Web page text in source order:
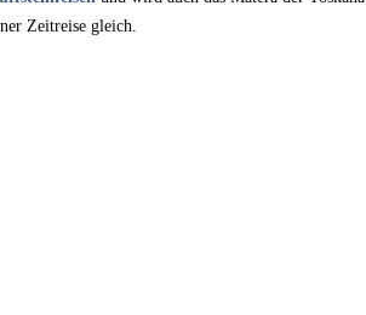
Zeitreise gleich.